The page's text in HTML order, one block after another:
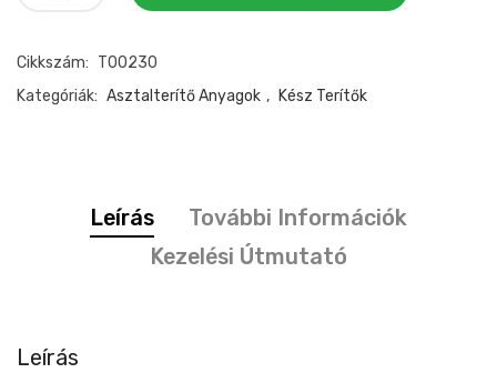
zöld
leveles
Cikkszám: T00230
Kategóriák: Asztalterítő Anyagok , Kész Terítők
Leírás
További Információk
Kezelési Útmutató
Leírás